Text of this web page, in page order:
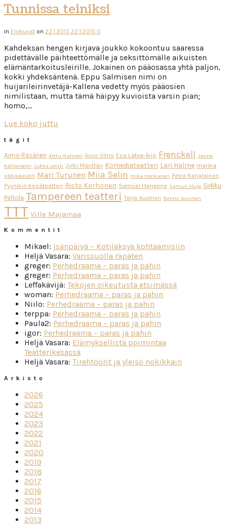
Tunnissa teiniksi
in Elokuvat on 22.1.2015 22.1.2015 0
Kahdeksan hengen kirjava joukko kokoontuu saaressa
pidettävälle päihteettömälle ja seksittömälle aikuisten
elämäntarkoitusleirille. Jokainen on pääosassa yhtä paljon,
kokki yhdeksäntenä. Eppu Salmisen nimi on
huijarileirinvetäjä-Kallena vedetty myös pääosien
nimilistaan, mutta tämä häipyy kuvioista varsin pian;
homo,…
Lue koko juttu
tägit
Aimo Räsänen Arttu Ratinen Auvo Vihro Esa Latva-Äijö Frenckell
Janne
Kallioniemi Jukka Leisti Jyrki Mänttäri Komediateatteri Lari Halme marika
vapaavuori Mari Turunen Miia Selin mika honkanen Petra Karjalainen
Pyynikin kesäteatteri Risto Korhonen Samuel Harjanne Samuli Muje Sirkku
Peltola Tampereen teatteri Teija Auvinen Tommi Auvinen
TTT Ville Majamaa
Kommentit
Mikael: Isänpäivä – Kotiläksyä kohtaamisiin
Heljä Vasara: Varissuolla räpäten
greger: Perhedraama – paras ja pahin
greger: Perhedraama – paras ja pahin
Leffakävijä: Tekojen oikeutusta etsimässä
woman: Perhedraama – paras ja pahin
Niilo: Perhedraama – paras ja pahin
terppa: Perhedraama – paras ja pahin
Paula2: Perhedraama – paras ja pahin
igor: Perhedraama – paras ja pahin
Heljä Vasara: Elämyksellistä poimintaa
Teatterikesässä
Heljä Vasara: Tirehtöörit ja yleisö nokikkain
Arkisto
2026
2025
2024
2023
2022
2021
2020
2019
2018
2017
2016
2015
2014
2013